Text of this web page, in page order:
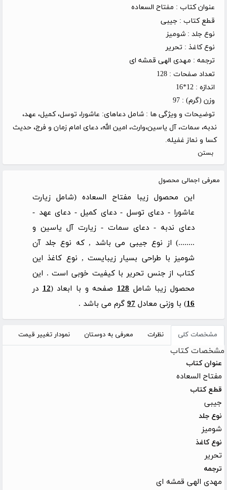
عنوان کتاب : مفتاح السعاده
قطع کتاب : جیبی
نوع جلد : شومیز
نوع کاغذ : تحریر
ترجمه : مهدی الهی قمشه ای
تعداد صفحات : 128
اندازه : 12*16
وزن (گرم) : 97
توضیحات و ویژگی ها : شامل دعاهای: عاشورا، توسل، کمیل، عهد،
ندبه، سمات، آل یاسین،وارث، امین الله، دعای امام زمان و فرج، حدیث
کسا و نماز غفیله.
بستن
معرفی اجمالی محصول
این محصول زیبا مفتاح السعاده (شامل زیارت
عاشورا - دعای توسل - دعای کمیل - دعای عهد -
دعای ندبه - دعای سمات - زیارت آل یاسین و
........) از نوع جیبی می باشد , که نوع جلد آن
شومیز با طراحی بسیار زیبایست , نوع کاغذ این
کتاب از جنس تحریر با کیفیت خوبی است . این
محصول زیبا شامل 128صفحه و با ابعاد (12در
16) با وزنی معادل 97 گرم می باشد .
مشخصات کلی نظرات معرفی به دوستان نمودار تغییر قیمت
مشخصات کتاب
عنوان کتاب
مفتاح السعاده
قطع کتاب
جیبی
نوع جلد
شومیز
نوع کاغذ
تحریر
ترجمه
مهدی الهی قمشه ای